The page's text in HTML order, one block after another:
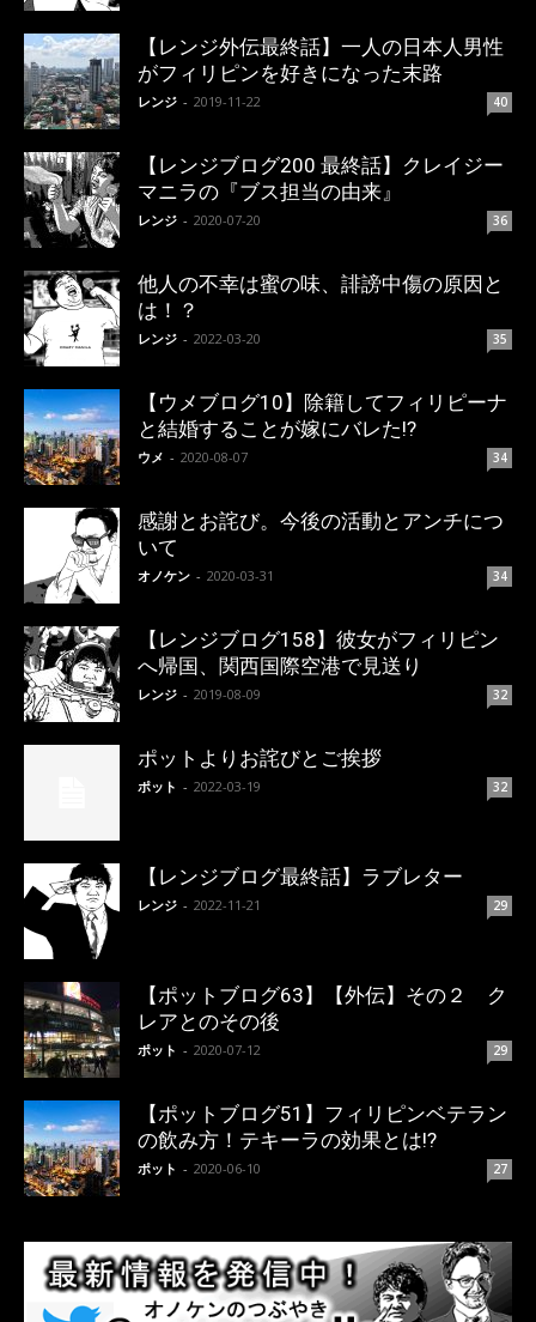
【レンジ外伝最終話】一人の日本人男性
がフィリピンを好きになった末路
レンジ - 2019-11-22 40
【レンジブログ200 最終話】クレイジー
マニラの『ブス担当の由来』
レンジ - 2020-07-20 36
他人の不幸は蜜の味、誹謗中傷の原因と
は！？
レンジ - 2022-03-20 35
【ウメブログ10】除籍してフィリピーナ
と結婚することが嫁にバレた!?
ウメ - 2020-08-07 34
感謝とお詫び。今後の活動とアンチにつ
いて
オノケン - 2020-03-31 34
【レンジブログ158】彼女がフィリピン
へ帰国、関西国際空港で見送り
レンジ - 2019-08-09 32
ポットよりお詫びとご挨拶
ポット - 2022-03-19 32
【レンジブログ最終話】ラブレター
レンジ - 2022-11-21 29
【ポットブログ63】【外伝】その２ ク
レアとのその後
ポット - 2020-07-12 29
【ポットブログ51】フィリピンベテラン
の飲み方！テキーラの効果とは!?
ポット - 2020-06-10 27